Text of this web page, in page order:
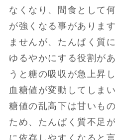
なくなり、間食として
が強くなる事がありま
ませんが、たんぱく質
ゆるやかにする役割が
うと糖の吸収が急上昇
血糖値が変動してしま
糖値の乱高下は甘いも
ため、たんぱく質不足